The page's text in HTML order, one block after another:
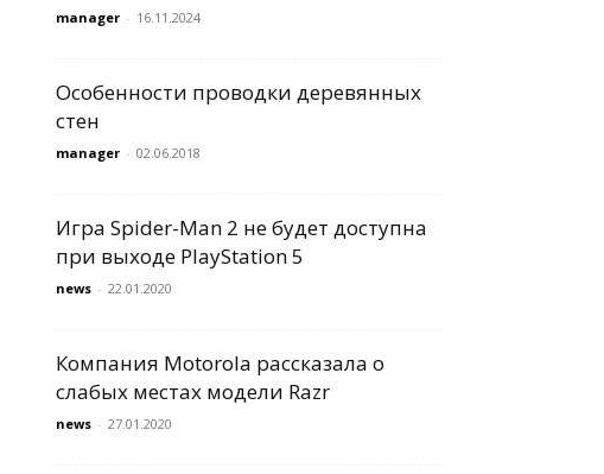
manager - 16.11.2024
Особенности проводки деревянных
стен
manager - 02.06.2018
Игра Spider-Man 2 не будет доступна
при выходе PlayStation 5
news - 22.01.2020
Компания Motorola рассказала о
слабых местах модели Razr
news - 27.01.2020